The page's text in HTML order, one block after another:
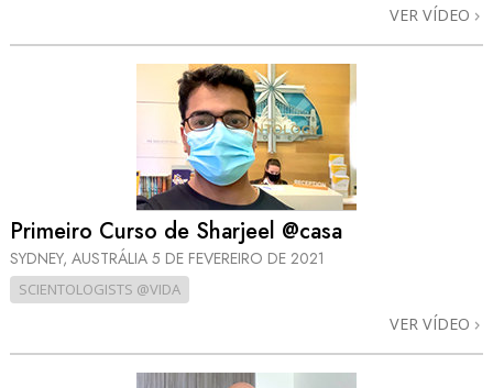
VER VÍDEO
Primeiro Curso de Sharjeel @casa
SYDNEY, AUSTRÁLIA 5 DE FEVEREIRO DE 2021
SCIENTOLOGISTS @VIDA
VER VÍDEO